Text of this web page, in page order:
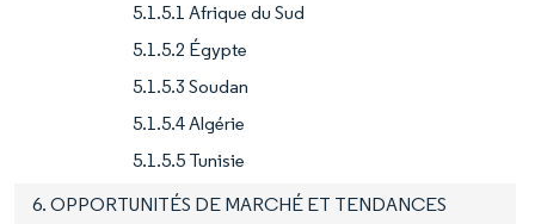
5.1.5.1 Afrique du Sud
5.1.5.2 Égypte
5.1.5.3 Soudan
5.1.5.4 Algérie
5.1.5.5 Tunisie
6. OPPORTUNITÉS DE MARCHÉ ET TENDANCES